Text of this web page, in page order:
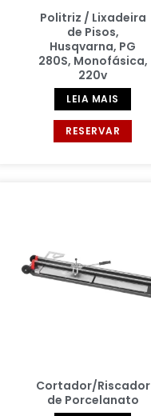
Politriz / Lixadeira
de Pisos,
Husqvarna, PG
280S, Monofásica,
220v
LEIA MAIS
RESERVAR
Cortador/Riscador
de Porcelanato